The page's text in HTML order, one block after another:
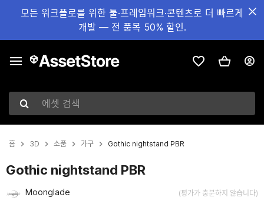
모든 워크플로를 위한 툴·프레임워크·콘텐츠로 더 빠르게
개발 — 전 품목 50% 할인.
에셋 검색
홈 3D 소품 가구 Gothic nightstand PBR
Gothic nightstand PBR
Moonglade (평가가 충분하지 않습니다)